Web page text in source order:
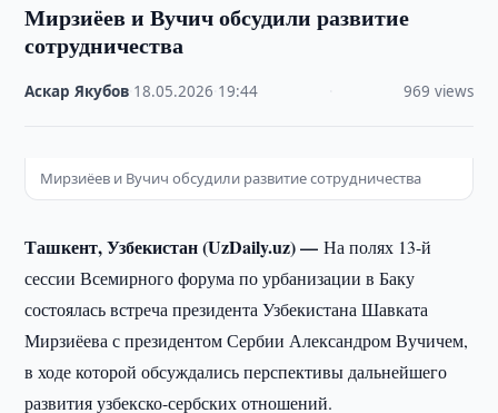
Мирзиёев и Вучич обсудили развитие
сотрудничества
Аскар Якубов 18.05.2026 19:44 969 views
Мирзиёев и Вучич обсудили развитие сотрудничества
Ташкент, Узбекистан (UzDaily.uz) —На полях 13-й
сессии Всемирного форума по урбанизации в Баку
состоялась встреча президента Узбекистана Шавката
Мирзиёева с президентом Сербии Александром Вучичем,
в ходе которой обсуждались перспективы дальнейшего
развития узбекско-сербских отношений.